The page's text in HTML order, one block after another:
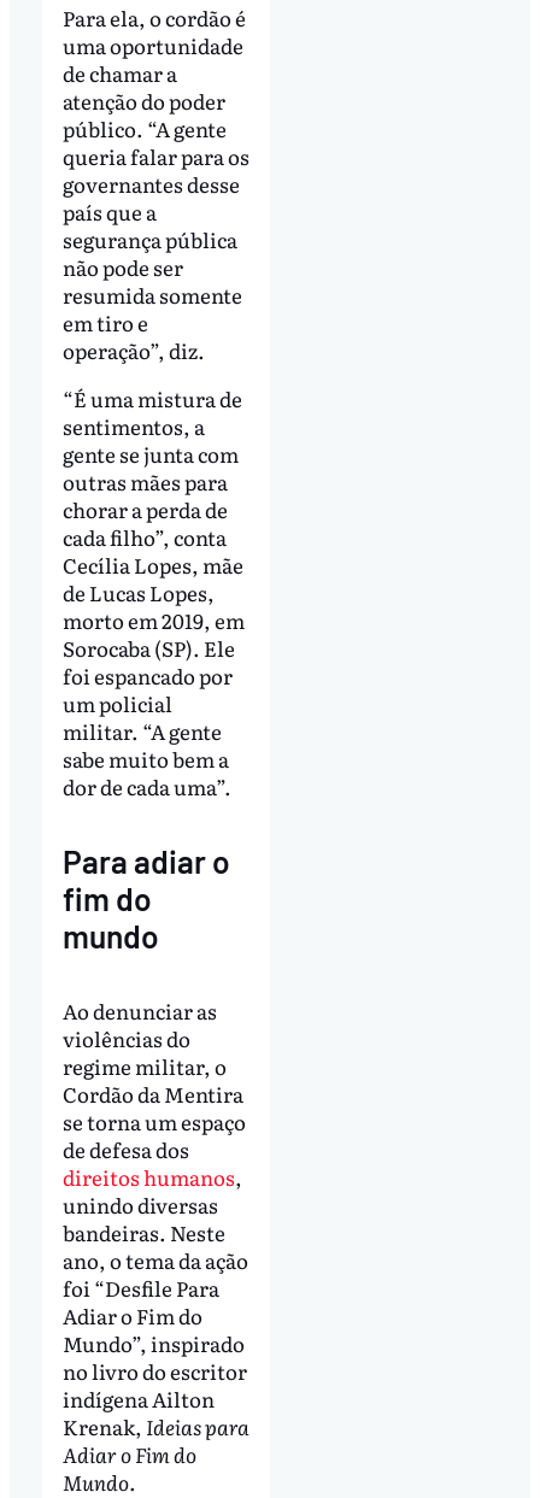
Para ela, o cordão é
uma oportunidade
de chamar a
atenção do poder
público. “A gente
queria falar para os
governantes desse
país que a
segurança pública
não pode ser
resumida somente
em tiro e
operação”, diz.
“É uma mistura de
sentimentos, a
gente se junta com
outras mães para
chorar a perda de
cada filho”, conta
Cecília Lopes, mãe
de Lucas Lopes,
morto em 2019, em
Sorocaba (SP). Ele
foi espancado por
um policial
militar. “A gente
sabe muito bem a
dor de cada uma”.
Para adiar o
fim do
mundo
Ao denunciar as
violências do
regime militar, o
Cordão da Mentira
se torna um espaço
de defesa dos
direitos humanos,
unindo diversas
bandeiras. Neste
ano, o tema da ação
foi “Desfile Para
Adiar o Fim do
Mundo”, inspirado
no livro do escritor
indígena Ailton
Krenak, Ideias para
Adiar o Fim do
Mundo.